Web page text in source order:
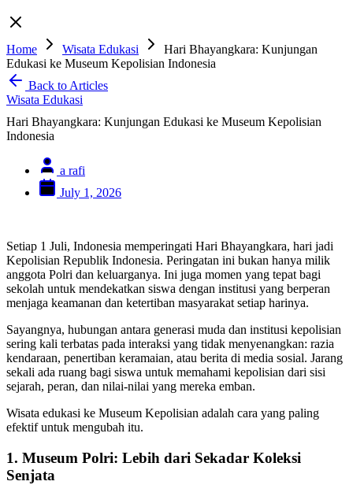
Home Wisata Edukasi
Hari Bhayangkara: Kunjungan
Edukasi ke Museum Kepolisian Indonesia
Back to Articles
Wisata Edukasi
Hari Bhayangkara: Kunjungan Edukasi ke Museum Kepolisian
Indonesia
a rafi
July 1, 2026
Setiap 1 Juli, Indonesia memperingati Hari Bhayangkara, hari jadi
Kepolisian Republik Indonesia. Peringatan ini bukan hanya milik
anggota Polri dan keluarganya. Ini juga momen yang tepat bagi
sekolah untuk mendekatkan siswa dengan institusi yang berperan
menjaga keamanan dan ketertiban masyarakat setiap harinya.
Sayangnya, hubungan antara generasi muda dan institusi kepolisian
sering kali terbatas pada interaksi yang tidak menyenangkan: razia
kendaraan, penertiban keramaian, atau berita di media sosial. Jarang
sekali ada ruang bagi siswa untuk memahami kepolisian dari sisi
sejarah, peran, dan nilai-nilai yang mereka emban.
Wisata edukasi ke Museum Kepolisian adalah cara yang paling
efektif untuk mengubah itu.
1. Museum Polri: Lebih dari Sekadar Koleksi
Senjata